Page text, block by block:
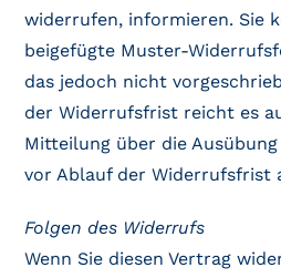
widerrufen, informieren. Sie
beigefügte Muster-
das jedoch nicht
der Widerrufsfrist reicht es
Mitteilung über die
vor Ablauf der Widerrufsfrist
Folgen des Widerrufs
Wenn Sie diesen Vertrag